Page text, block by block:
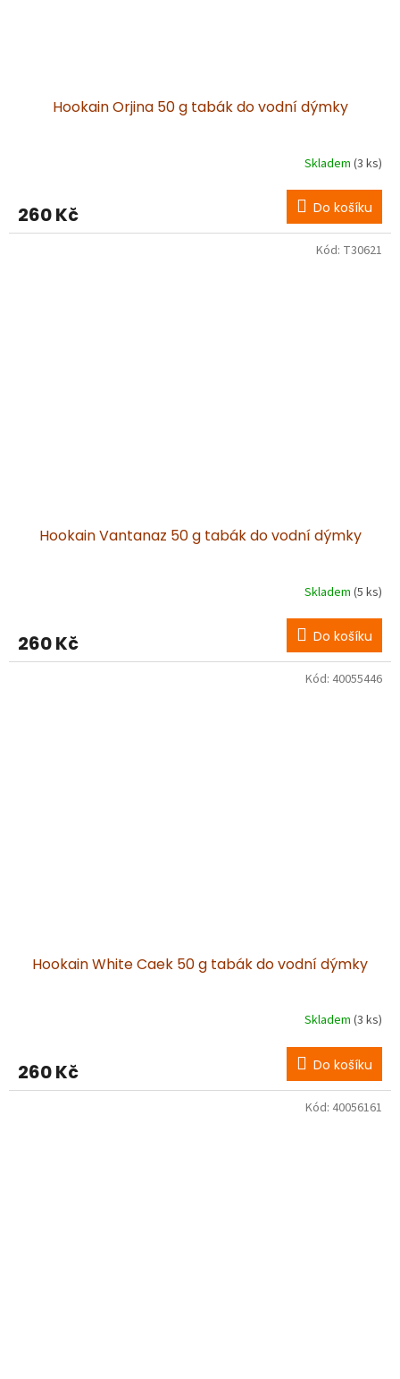
Hookain Orjina 50 g tabák do vodní dýmky
Skladem (3 ks)
260 Kč Do košíku
Hookain Vantanaz 50 g tabák do vodní dýmky
Skladem (5 ks)
260 Kč Do košíku
Kód: T30621
Hookain White Caek 50 g tabák do vodní dýmky
Skladem (3 ks)
260 Kč Do košíku
Kód: 40055446
Kód: 40056161